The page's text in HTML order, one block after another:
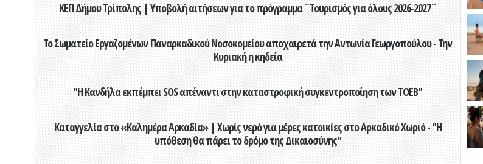
ΚΕΠ Δήμου Τρίπολης | Υποβολή αιτήσεων για το πρόγραμμα ¨Τουρισμός για όλους 2026-2027¨
Το Σωματείο Εργαζομένων Παναρκαδικού Νοσοκομείου αποχαιρετά την Αντωνία Γεωργοπούλου - Την
Κυριακή η κηδεία
"Η Κανδήλα εκπέμπει SOS απέναντι στην καταστροφική συγκεντροποίηση των ΤΟΕΒ"
Καταγγελία στο «Καλημέρα Αρκαδία» | Χωρίς νερό για μέρες κατοικίες στο Αρκαδικό Χωριό - "Η
υπόθεση θα πάρει το δρόμο της Δικαιοσύνης"